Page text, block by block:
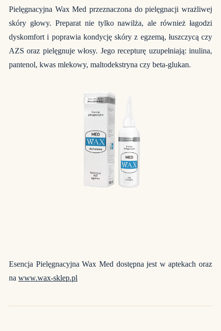
Pielęgnacyjna Wax Med przeznaczona do pielęgnacji wrażliwej
skóry głowy. Preparat nie tylko nawilża, ale również łagodzi
dyskomfort i poprawia kondycję skóry z egzemą, łuszczycą czy
AZS oraz pielęgnuje włosy. Jego recepturę uzupełniają: inulina,
pantenol, kwas mlekowy, maltodekstryna czy beta-glukan.
Esencja Pielęgnacyjna Wax Med dostępna jest w aptekach oraz
na www.wax-sklep.pl